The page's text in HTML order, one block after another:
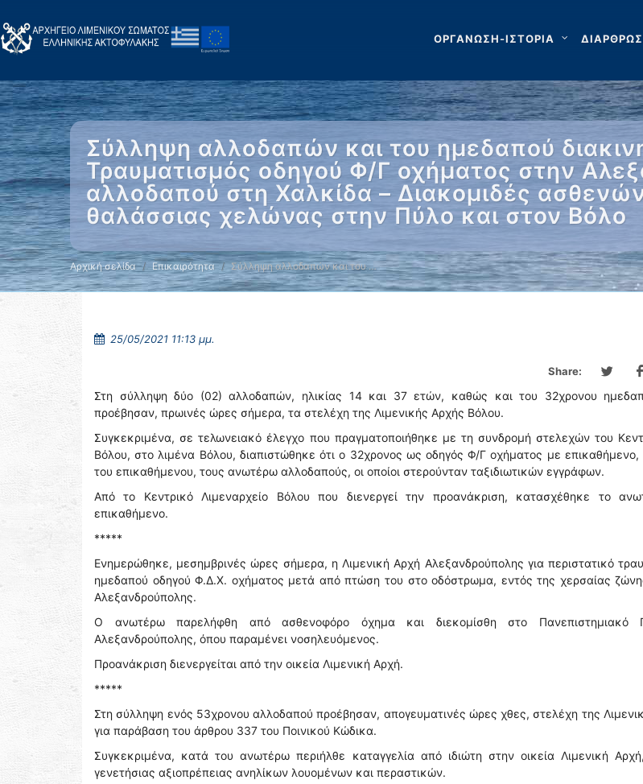
ΟΡΓΑΝΩΣΗ-ΙΣΤΟΡΙΑ
Σύλληψη αλλοδαπών και του ημεδαπού
Τραυματισμός οδηγού Φ/Γ οχήματος στην
αλλοδαπού στη Χαλκίδα – Διακομιδές
θαλάσσιας χελώνας στην Πύλο και στον Βόλο
Αρχική σελίδα Επικαιρότητα Σύλληψη αλλοδαπών και του …
25/05/2021 11:13 μμ.
Share:
Στη σύλληψη δύο (02) αλλοδαπών, ηλικίας 14 και 37 ετών, καθώς και του 32χρονου
προέβησαν, πρωινές ώρες σήμερα, τα στελέχη της Λιμενικής Αρχής Βόλου.
Συγκεκριμένα, σε τελωνειακό έλεγχο που πραγματοποιήθηκε με τη συνδρομή στελεχών του
Βόλου, στο λιμένα Βόλου, διαπιστώθηκε ότι ο 32χρονος ως οδηγός Φ/Γ οχήματος με
του επικαθήμενου, τους ανωτέρω αλλοδαπούς, οι οποίοι στερούνταν ταξιδιωτικών εγγράφων.
Από το Κεντρικό Λιμεναρχείο Βόλου που διενεργεί την προανάκριση, κατασχέθηκε το
επικαθήμενο.
*****
Ενημερώθηκε, μεσημβρινές ώρες σήμερα, η Λιμενική Αρχή Αλεξανδρούπολης για περιστατικό
ημεδαπού οδηγού Φ.Δ.Χ. οχήματος μετά από πτώση του στο οδόστρωμα, εντός της χερσαίας
Αλεξανδρούπολης.
Ο ανωτέρω παρελήφθη από ασθενοφόρο όχημα και διεκομίσθη στο Πανεπιστημιακό
Αλεξανδρούπολης, όπου παραμένει νοσηλευόμενος.
Προανάκριση διενεργείται από την οικεία Λιμενική Αρχή.
*****
Στη σύλληψη ενός 53χρονου αλλοδαπού προέβησαν, απογευματινές ώρες χθες, στελέχη της
για παράβαση του άρθρου 337 του Ποινικού Κώδικα.
Συγκεκριμένα, κατά του ανωτέρω περιήλθε καταγγελία από ιδιώτη στην οικεία Λιμενική
γενετήσιας αξιοπρέπειας ανηλίκων λουομένων και περαστικών.